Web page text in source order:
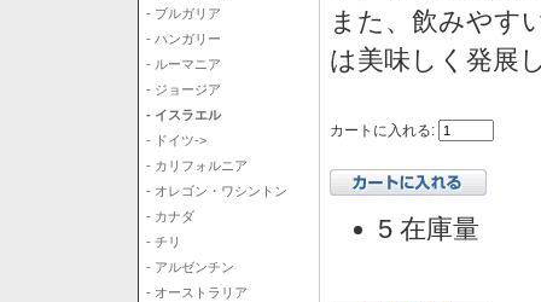
- ブルガリア
- ハンガリー
- ルーマニア
- ジョージア
- イスラエル
- ドイツ->
- カリフォルニア
- オレゴン・ワシントン
- カナダ
- チリ
- アルゼンチン
- オーストラリア
また、飲みやす
は美味しく発展
カートに入れる:
5 在庫量